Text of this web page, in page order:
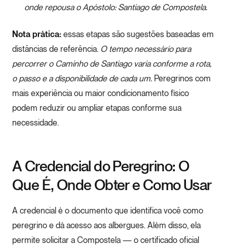
onde repousa o Apóstolo: Santiago de Compostela.
Nota prática: essas etapas são sugestões baseadas em
distâncias de referência. O tempo necessário para
percorrer o Caminho de Santiago varia conforme a rota,
o passo e a disponibilidade de cada um. Peregrinos com
mais experiência ou maior condicionamento físico
podem reduzir ou ampliar etapas conforme sua
necessidade.
A Credencial do Peregrino: O
Que É, Onde Obter e Como Usar
A credencial é o documento que identifica você como
peregrino e dá acesso aos albergues. Além disso, ela
permite solicitar a Compostela — o certificado oficial